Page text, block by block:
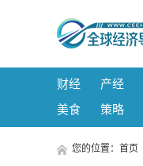
财经 产经
美食
策略
您的位置： 首页